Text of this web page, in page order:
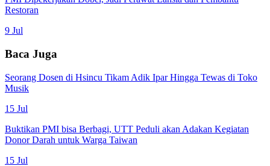
Restoran
9 Jul
Baca Juga
Seorang Dosen di Hsincu Tikam Adik Ipar Hingga Tewas di Toko
Musik
15 Jul
Buktikan PMI bisa Berbagi, UTT Peduli akan Adakan Kegiatan
Donor Darah untuk Warga Taiwan
15 Jul